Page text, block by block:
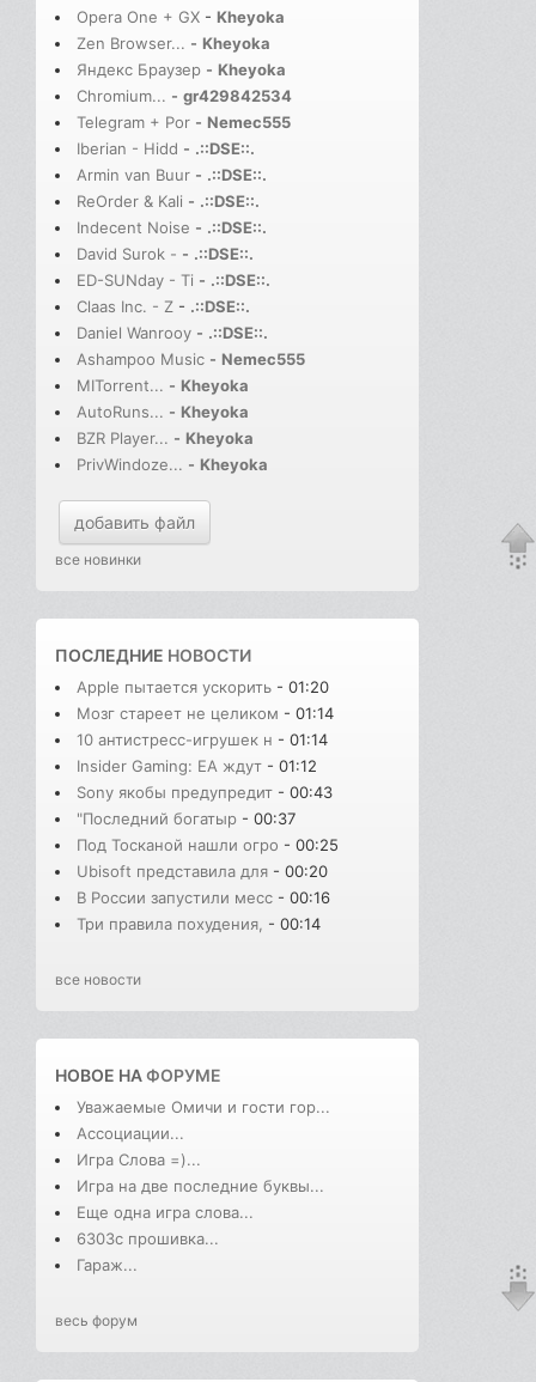
Opera One + GX - Kheyoka
Zen Browser... - Kheyoka
Яндекс Браузер - Kheyoka
Chromium... - gr429842534
Telegram + Por - Nemec555
Iberian - Hidd - .::DSE::.
Armin van Buur - .::DSE::.
ReOrder & Kali - .::DSE::.
Indecent Noise - .::DSE::.
David Surok - - .::DSE::.
ED-SUNday - Ti - .::DSE::.
Claas Inc. - Z - .::DSE::.
Daniel Wanrooy - .::DSE::.
Ashampoo Music - Nemec555
MITorrent... - Kheyoka
AutoRuns... - Kheyoka
BZR Player... - Kheyoka
PrivWindoze... - Kheyoka
добавить файл
все новинки
ПОСЛЕДНИЕ НОВОСТИ
Apple пытается ускорить - 01:20
Мозг стареет не целиком - 01:14
10 антистресс-игрушек н - 01:14
Insider Gaming: EA ждут - 01:12
Sony якобы предупредит - 00:43
"Последний богатыр - 00:37
Под Тосканой нашли огро - 00:25
Ubisoft представила для - 00:20
В России запустили месс - 00:16
Три правила похудения, - 00:14
все новости
НОВОЕ НАФОРУМЕ
Уважаемые Омичи и гости гор...
Ассоциации...
Игра Слова =)...
Игра на две последние буквы...
Еще одна игра слова...
6303с прошивка...
Гараж...
весь форум